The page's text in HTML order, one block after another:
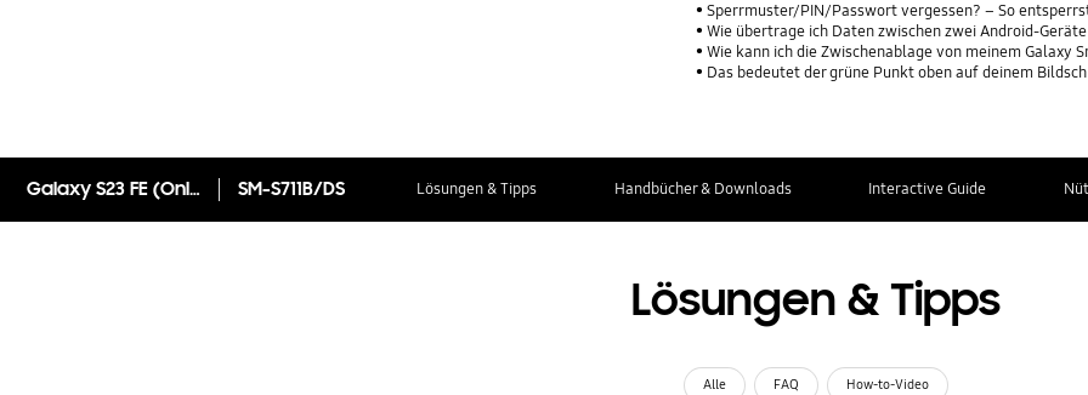
Sperrmuster/PIN/Passwort vergessen? – So
Wie übertrage ich Daten zwischen zwei Android-
Wie kann ich die Zwischenablage von meinem Galaxy
Das bedeutet der grüne Punkt oben auf deinem
Galaxy S23 FE (Online Exclusive) SM-S711B/DS Lösungen & Tipps Handbücher & Downloads Interactive Guide
Lösungen & Tipps
Alle FAQ How-to-Video